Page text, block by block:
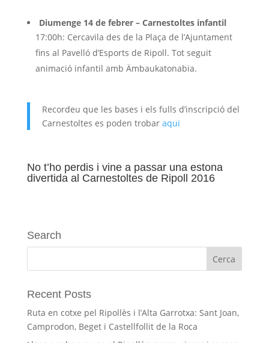
Diumenge 14 de febrer – Carnestoltes infantil
17:00h: Cercavila des de la Plaça de l’Ajuntament
fins al Pavelló d’Esports de Ripoll. Tot seguit
animació infantil amb Ämbaukatonabia.
Recordeu que les bases i els fulls d’inscripció del
Carnestoltes es poden trobar aqui
No t’ho perdis i vine a passar una estona
divertida al Carnestoltes de Ripoll 2016
Search
Recent Posts
Ruta en cotxe pel Ripollès i l’Alta Garrotxa: Sant Joan,
Camprodon, Beget i Castellfollit de la Roca